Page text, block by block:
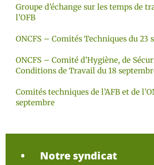
Groupe d’échange sur les temps de
l’OFB
ONCFS – Comités Techniques du 23
ONCFS – Comité d’Hygiène, de
Conditions de Travail du 18
Comités techniques de l’AFB et de
septembre
Notre syndicat